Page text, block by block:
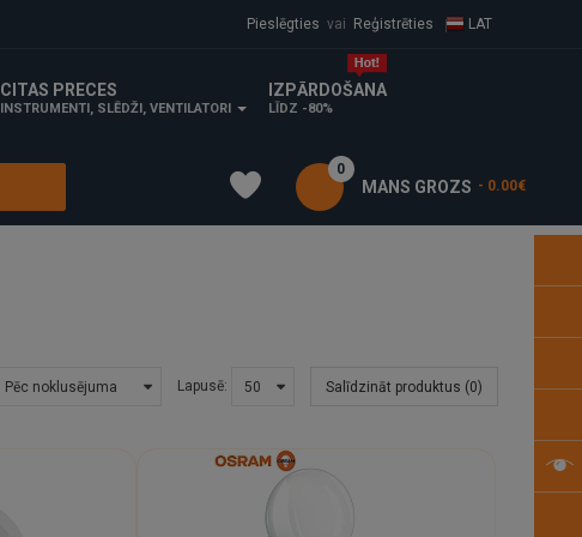
Pieslēgties vai Reģistrēties LAT
CITAS PRECES
INSTRUMENTI, SLĒDŽI, VENTILATORI
IZPĀRDOŠANA
LĪDZ -80%
MANS GROZS
0
- 0.00€
Lapusē: Salīdzināt produktus (0)